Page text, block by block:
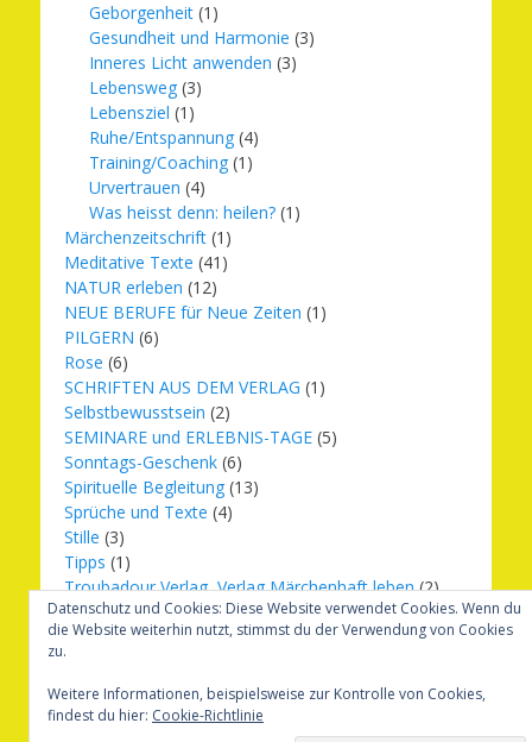
Geborgenheit (1)
Gesundheit und Harmonie (3)
Inneres Licht anwenden (3)
Lebensweg (3)
Lebensziel (1)
Ruhe/Entspannung (4)
Training/Coaching (1)
Urvertrauen (4)
Was heisst denn: heilen? (1)
Märchenzeitschrift (1)
Meditative Texte (41)
NATUR erleben (12)
NEUE BERUFE für Neue Zeiten (1)
PILGERN (6)
Rose (6)
SCHRIFTEN AUS DEM VERLAG (1)
Selbstbewusstsein (2)
SEMINARE und ERLEBNIS-TAGE (5)
Sonntags-Geschenk (6)
Spirituelle Begleitung (13)
Sprüche und Texte (4)
Stille (3)
Tipps (1)
Troubadour Verlag, Verlag Märchenhaft leben(2)
Übungen (1)
Urbilder(20)
Verlag Märchenhaft leben
Weihnachten(16)
Datenschutz und Cookies: Diese Website verwendet Cookies. Wenn du
die Website weiterhin nutzt, stimmst du der Verwendung von Cookies
zu.
Weitere Informationen, beispielsweise zur Kontrolle von Cookies,
findest du hier: Cookie-Richtlinie